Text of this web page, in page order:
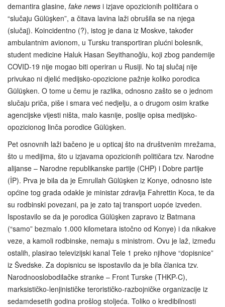
demantira glasine, fake news i izjave opozicionih političara o
“slučaju Gülüşken”, a čitava lavina laži obrušila se na njega
(slučaj). Koincidentno (?), istog je dana iz Moskve, također
ambulantnim avionom, u Tursku transportiran plućni bolesnik,
student medicine Haluk Hasan Seyithanoğlu, koji zbog pandemije
COVID-19 nije mogao biti operiran u Rusiji. No taj slučaj nije
privukao ni djelić medijsko-opozicione pažnje koliko porodica
Gülüşken. O tome u čemu je razlika, odnosno zašto se o jednom
slučaju priča, piše i smara već nedjelju, a o drugom osim kratke
agencijske vijesti ništa, malo kasnije, poslije opisa medijsko-
opozicionog linča porodice Gülüşken.
Pet osnovnih laži bačeno je u opticaj što na društvenim mrežama,
što u medijima, što u izjavama opozicionih političara tzv. Narodne
alijanse – Narodne republikanske partije (CHP) i Dobre partije
(İP). Prva je bila da je Emrullah Gülüşken iz Konye, odnosno iste
općine tog grada odakle je ministar zdravlja Fahrettin Koca, te da
su rodbinski povezani, pa je zato taj transport uopće izveden.
Ispostavilo se da je porodica Gülüşken zapravo iz Batmana
(“samo” bezmalo 1.000 kilometara istočno od Konye) i da nikakve
veze, a kamoli rodbinske, nemaju s ministrom. Ovu je laž, između
ostalih, plasirao televizijski kanal Tele 1 preko njihove “dopisnice”
iz Švedske. Za dopisnicu se ispostavilo da je bila članica tzv.
Narodnooslobodilačke stranke – Front Turske (THKP-C),
marksističko-lenjinističke terorističko-razbojničke organizacije iz
sedamdesetih godina prošlog stoljeća. Toliko o kredibilnosti